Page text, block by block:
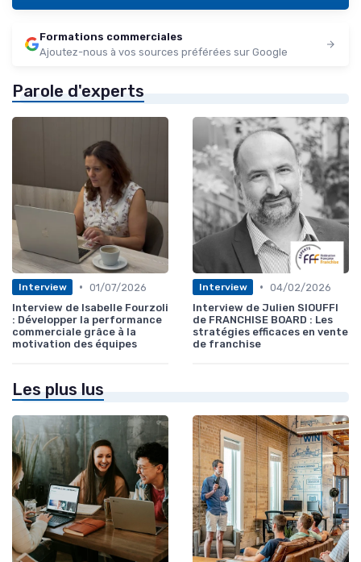
Formations commerciales
Ajoutez-nous à vos sources préférées sur Google
Parole d'experts
Interview • 01/07/2026
Interview de Isabelle Fourzoli
: Développer la performance
commerciale grâce à la
motivation des équipes
Interview • 04/02/2026
Interview de Julien SIOUFFI
de FRANCHISE BOARD : Les
stratégies efficaces en vente
de franchise
Les plus lus